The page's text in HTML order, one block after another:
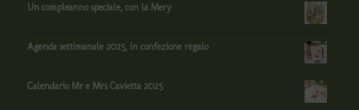
Un compleanno speciale, con la Mery
Agenda settimanale 2025, in confezione regalo
Calendario Mr e Mrs Cavietta 2025